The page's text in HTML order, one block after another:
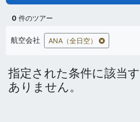
0 件のツアー
航空会社 ANA（全日空）
指定された条件に該当
ありません。